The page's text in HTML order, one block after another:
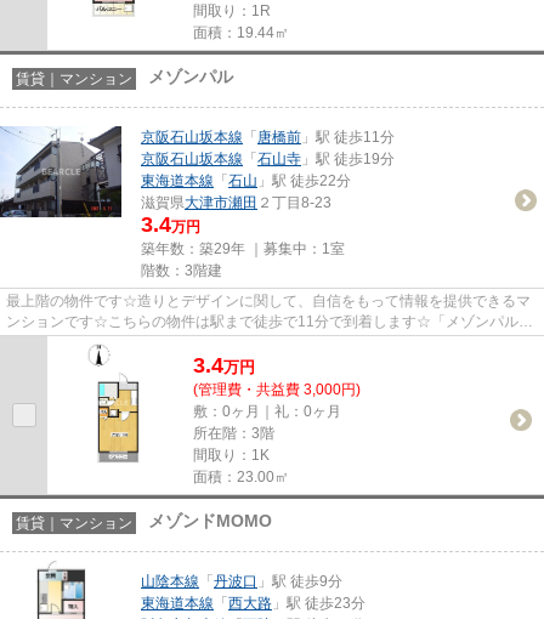
間取り：1R
面積：19.44㎡
賃貸｜マンション メゾンパル
京阪石山坂本線 「 唐橋前 」駅 徒歩11分
京阪石山坂本線 「 石山寺 」駅 徒歩19分
東海道本線 「 石山 」駅 徒歩22分
滋賀県大津市瀬田 ２丁目8-23
3.4万円
築年数：築29年 ｜募集中： 1室
階数：3階建
最上階の物件です☆造りとデザインに関して、自信をもって情報を提供できるマ
ンションです☆こちらの物件は駅まで徒歩で11分で到着します☆「メゾンパル」
のここがイチオシ☆ベアクルでは...
3.4万円
(管理費・共益費 3,000円)
敷：0ヶ月｜礼：0ヶ月
所在階：3階
間取り：1K
面積：23.00㎡
賃貸｜マンション メゾンドMOMO
山陰本線 「 丹波口 」駅 徒歩9分
東海道本線 「 西大路 」駅 徒歩23分